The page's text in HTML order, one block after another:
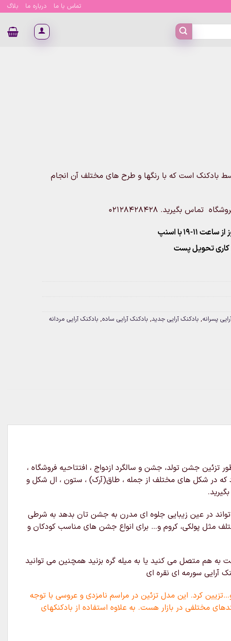
تماس با ما درباره ما بلاگ
بادکنک است که با رنگها و طرح های مختلف آن انجام
بگیرید. 02128428428
۱۹ با اسنپ
پسرانه, بادکنک آرایی جدید, بادکنک آرایی ساده, بادکنک آرایی مردانه
جشن تولد، جشن و سالگرد ازدواج ، افتتاحیه فروشگاه ،
که در شکل های مختلف از جمله ، طاق(آرک) ، ستون ، ال شکل و
در عین زیبایی جلوه ای مدرن به جشن تان بدهد به شرطی
مثل پولکی، کروم و… برای انواع جشن های مناسب کودکان و
به هم متصل می کنید یا به میله گره بزنید همچنین می توانید
آرایی سورمه ای نقره ای
کرد. این مدل تزئین در مراسم نامزدی و عروسی با توجه
مختلفی در بازار هست. به علاوه استفاده از بادکنکهای